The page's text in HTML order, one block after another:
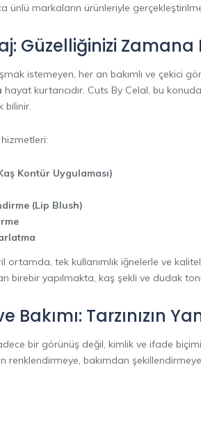
ünlü markaların ürünleriyle
Güzelliğinizi Zamana
istemeyen, her an bakımlı ve çekici
hayat kurtarıcıdır. Cuts By Celal, bu
bilinir.
hizmetleri:
Kontür Uygulaması)
(Lip Blush)
ortamda, tek kullanımlık iğnelerle ve
birebir yapılmakta, kaş şekli ve dudak
Bakımı: Tarzınızın
bir görünüş değil, kimlik ve ifade
renklendirmeye, bakımdan